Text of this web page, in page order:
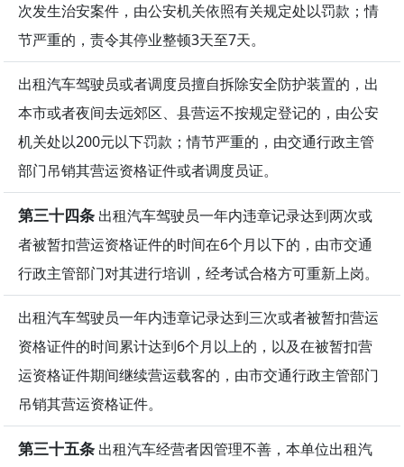
次发生治安案件，由公安机关依照有关规定处以罚款；情
节严重的，责令其停业整顿3天至7天。
出租汽车驾驶员或者调度员擅自拆除安全防护装置的，出
本市或者夜间去远郊区、县营运不按规定登记的，由公安
机关处以200元以下罚款；情节严重的，由交通行政主管
部门吊销其营运资格证件或者调度员证。
第三十四条 出租汽车驾驶员一年内违章记录达到两次或
者被暂扣营运资格证件的时间在6个月以下的，由市交通
行政主管部门对其进行培训，经考试合格方可重新上岗。
出租汽车驾驶员一年内违章记录达到三次或者被暂扣营运
资格证件的时间累计达到6个月以上的，以及在被暂扣营
运资格证件期间继续营运载客的，由市交通行政主管部门
吊销其营运资格证件。
第三十五条 出租汽车经营者因管理不善，本单位出租汽